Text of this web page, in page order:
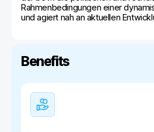
Rahmenbedingungen einer
und agiert nah an aktuellen
Benefits